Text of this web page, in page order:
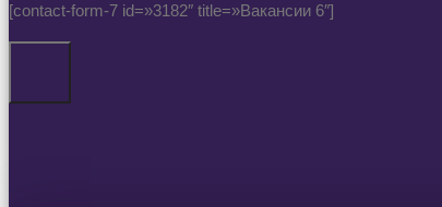
[contact-form-7 id=»3182″ title=»Вакансии 6″]